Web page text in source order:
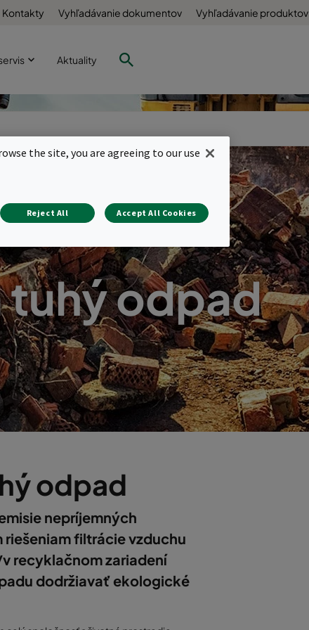
Kontakty Vyhľadávanie dokumentov Vyhľadávanie produktov
Aktuality
tuhý odpad
odpad
nepríjemných
filtrácie vzduchu
recyklačnom zariadení
dodržiavať ekologické
the site, you are agreeing to our use
Reject All Accept All Cookies